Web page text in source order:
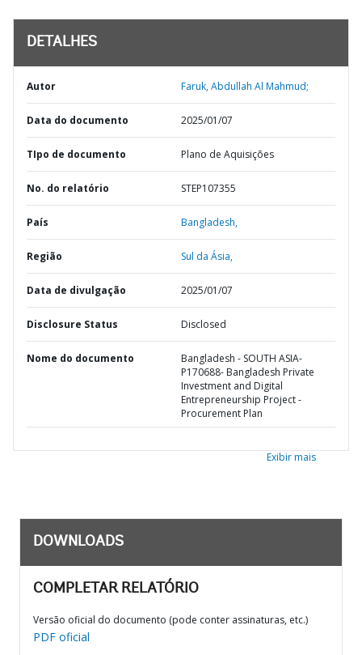
DETALHES
Autor Faruk, Abdullah Al Mahmud;
Data do documento 2025/01/07
TIpo de documento Plano de Aquisições
No. do relatório STEP107355
País Bangladesh,
Região Sul da Ásia,
Data de divulgação 2025/01/07
Disclosure Status Disclosed
Nome do documento
Bangladesh - SOUTH ASIA-
P170688- Bangladesh Private
Investment and Digital
Entrepreneurship Project -
Procurement Plan
Exibir mais
DOWNLOADS
COMPLETAR RELATÓRIO
Versão oficial do documento (pode conter assinaturas, etc.)
PDF oficial